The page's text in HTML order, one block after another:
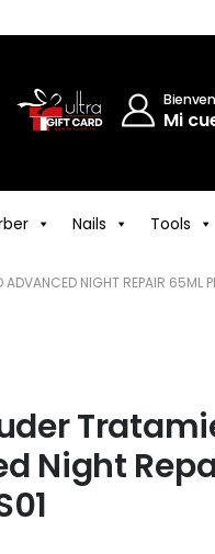
Mi
Nails Tools
NIGHT REPAIR 65ML
Night